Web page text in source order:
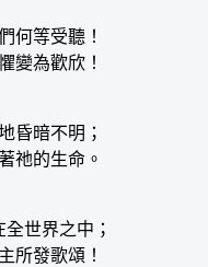
何等受聽！
變為歡欣！
昏暗不明；
祂的生命。
世界之中；
所發歌頌！